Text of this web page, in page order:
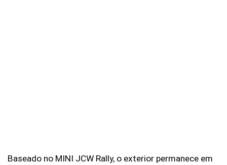
Baseado no MINI JCW Rally, o exterior permanece em